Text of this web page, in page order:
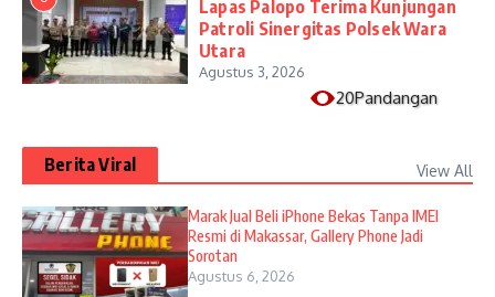
Lapas Palopo Terima Kunjungan
Patroli Sinergitas Polsek Wara
Utara
Agustus 3, 2026
20Pandangan
Berita Viral View All
​Marak Jual Beli iPhone Bekas Tanpa IMEI
Resmi di Makassar, Gallery Phone Jadi
Sorotan
Agustus 6, 2026